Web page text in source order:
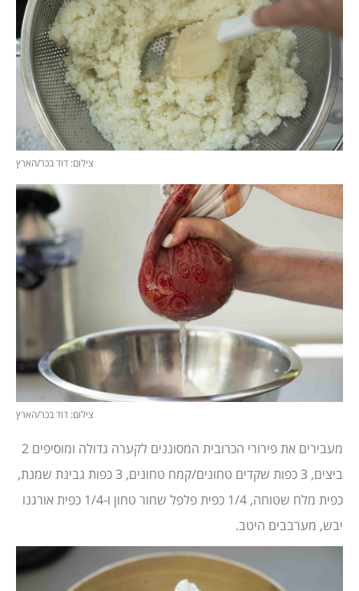
צילום: דוד בכר/הארץ
צילום: דוד בכר/הארץ
מעבירים את פירורי הכרובית המסוננים לקערה גדולה ומוסיפים 2
ביצים, 3 כפות שקדים טחונים/קמח טחונים, 3 כפות גבינת שמנת,
כפית מלח שטוחה, 1/4 כפית פלפל שחור טחון ו-1/4 כפית אורגנו
יבש, מערבבים היטב.